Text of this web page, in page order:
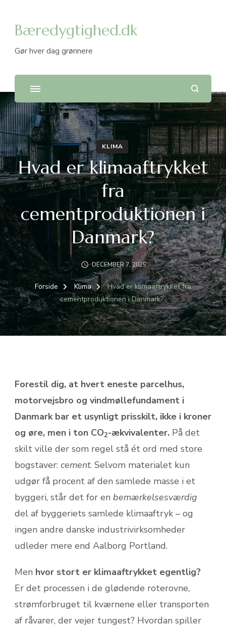
Bæredygtighed.dk
Gør hver dag grønnere
KLIMA
Hvad er klimaaftrykket
fra
cementproduktionen i
Danmark?
DECEMBER 7, 2025
Forside Klima
Hvad er klimaaftrykket fra
cementproduktionen i Danmark?
Forestil dig, at hvert eneste parcelhus,
motorvejsbro og vindmøllefundament i
Danmark bar et usynligt prisskilt, ikke i kroner
og øre, men i ton CO2-ækvivalenter. På det
skilt ville der som regel stå ét ord med store
bogstaver: cement. Selvom materialet kun
udgør få procent af den samlede masse i et
byggeri, står det for en bemærkelsesværdig
del af byggeriets samlede klimaaftryk – og
ingen andre danske industrivirksomheder
udleder mere end Aalborg Portland.
Men hvor stort er klimaaftrykket egentlig?
Er det processen i de glødende roterovne,
strømforbruget til kværnene eller transporten
af råvarer, der vejer tungest? Hvordan spiller